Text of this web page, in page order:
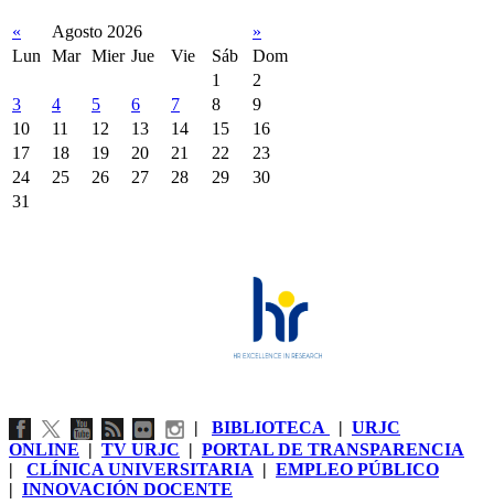
« Agosto 2026
»
Lun
Mar Mier Jue Vie Sáb
Dom
1
2
3
4 5 6 7 8
9
10
11 12 13 14 15
16
17
18 19 20 21 22
23
24
25 26 27 28 29
30
31
| BIBLIOTECA | URJC
ONLINE | TV URJC | PORTAL DE TRANSPARENCIA
| CLÍNICA UNIVERSITARIA | EMPLEO PÚBLICO
| INNOVACIÓN DOCENTE